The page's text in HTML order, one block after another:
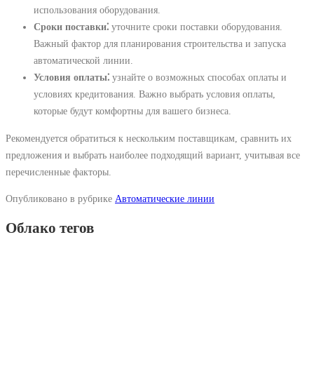
использования оборудования.
Сроки поставки⁚ уточните сроки поставки оборудования.
Важный фактор для планирования строительства и запуска
автоматической линии.
Условия оплаты⁚ узнайте о возможных способах оплаты и
условиях кредитования. Важно выбрать условия оплаты,
которые будут комфортны для вашего бизнеса.
Рекомендуется обратиться к нескольким поставщикам, сравнить их
предложения и выбрать наиболее подходящий вариант, учитывая все
перечисленные факторы.
Опубликовано в рубрике Автоматические линии
Облако тегов